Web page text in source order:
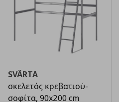
SVÄRTA
σκελετός κρεβατιού-
σοφίτα, 90x200 cm